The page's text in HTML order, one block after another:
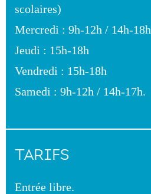
scolaires)
Mercredi : 9h-12h / 14h-18h
Jeudi : 15h-18h
Vendredi : 15h-18h
Samedi : 9h-12h / 14h-17h.
TARIFS
Entrée libre.